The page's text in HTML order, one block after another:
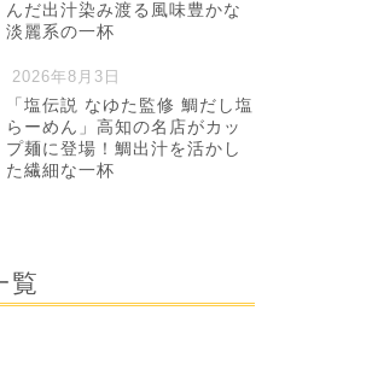
んだ出汁染み渡る風味豊かな
淡麗系の一杯
2026年8月3日
「塩伝説 なゆた監修 鯛だし塩
らーめん」高知の名店がカッ
プ麺に登場！鯛出汁を活かし
た繊細な一杯
覧